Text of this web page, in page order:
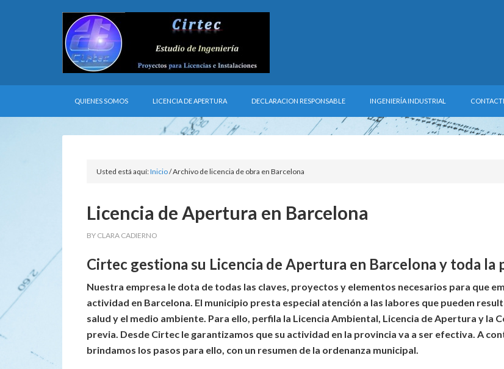
QUIENES SOMOS LICENCIA DE APERTURA DECLARACION RESPONSABLE INGENIERÍA INDUSTRIAL
Usted está aquí:Inicio/Archivo de licencia de obra en Barcelona
Licencia de Apertura en Barcelona
BY CLARA CADIERNO
Cirtec gestiona su Licencia de Apertura en Barcelona y toda la
Nuestra empresa le dota de todas las claves, proyectos y elementos necesarios para que
actividad en Barcelona. El municipio presta especial atención a las labores que pueden
salud y el medio ambiente. Para ello, perfila la Licencia Ambiental, Licencia de Apertura y la
previa. Desde Cirtec le garantizamos que su actividad en la provincia va a ser efectiva. A
brindamos los pasos para ello, con un resumen de la ordenanza municipal.